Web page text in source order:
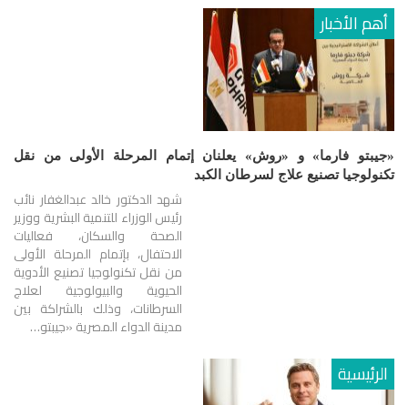
أهم الأخبار
«جيبتو فارما» و «روش» يعلنان إتمام المرحلة الأولى من نقل
تكنولوجيا تصنيع علاج لسرطان الكبد
شهد الدكتور خالد عبدالغفار نائب
رئيس الوزراء للتنمية البشرية ووزير
الصحة والسكان، فعاليات
الاحتفال، بإتمام المرحلة الأولى
من نقل تكنولوجيا تصنيع الأدوية
الحيوية والبيولوجية لعلاج
السرطانات، وذلك بالشراكة بين
مدينة الدواء المصرية «جيبتو…
الرئيسية